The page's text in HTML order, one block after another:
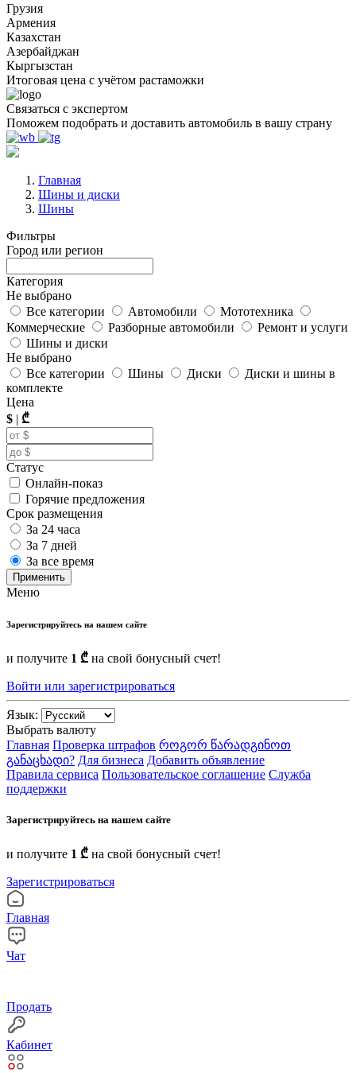
Грузия
Армения
Казахстан
Азербайджан
Кыргызстан
Итоговая цена с учётом растаможки
Связаться с экспертом
Поможем подобрать и доставить автомобиль в вашу страну
Главная
Шины и диски
Шины
Фильтры
Город или регион
Категория
Не выбрано
Все категории
Автомобили
Мототехника
Коммерческие
Разборные автомобили
Ремонт и услуги
Шины и диски
Не выбрано
Все категории
Шины Диски
Диски и шины в
комплекте
Цена
$ | ₾
Статус
Онлайн-показ
Горячие предложения
Срок размещения
За 24 часа
За 7 дней
За все время
Применить
Меню
Зарегистрируйтесь на нашем сайте
и получите 1 ₾ на свой бонусный счет!
Войти или зарегистрироваться
Язык:
Выбрать валюту
Главная Проверка штрафов როგორ წარადგინოთ
განაცხადი? Для бизнеса Добавить объявление
Правила сервиса Пользовательское соглашение Служба
поддержки
Зарегистрируйтесь на нашем сайте
и получите 1 ₾ на свой бонусный счет!
Зарегистрироваться
Главная
Чат
Продать
Кабинет